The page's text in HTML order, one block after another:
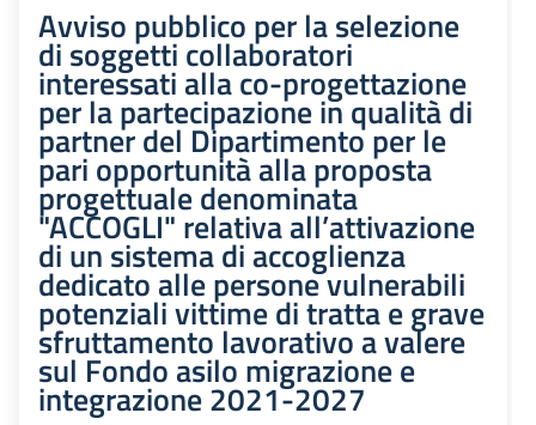
Avviso pubblico per la selezione
di soggetti collaboratori
interessati alla co-progettazione
per la partecipazione in qualità di
partner del Dipartimento per le
pari opportunità alla proposta
progettuale denominata
"ACCOGLI" relativa all’attivazione
di un sistema di accoglienza
dedicato alle persone vulnerabili
potenziali vittime di tratta e grave
sfruttamento lavorativo a valere
sul Fondo asilo migrazione e
integrazione 2021-2027